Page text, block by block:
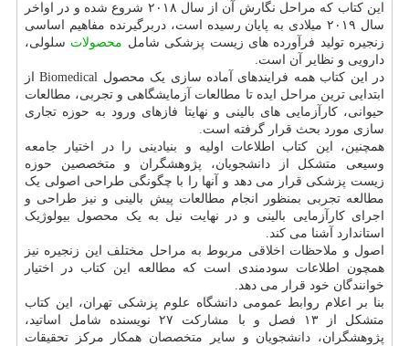
این کتاب که مراحل نگارش آن از سال ۲۰۱۸ شروع شده و در اواخر
سال ۲۰۱۹ میلادی به پایان رسیده است، دربرگیرنده مفاهیم اساسی
زنجیره تولید فرآورده های زیست پزشکی شامل محصولات سلولی،
دارویی و نظایر آن است.
در این کتاب همه فرایندهای آماده سازی یک محصول Biomedical از
ابتدایی ترین مراحل ایده تا مطالعات آزمایشگاهی و تجربی، مطالعات
حیوانی، کارآزمایی های بالینی و نهایتا فازهای ورود به حوزه تجاری
سازی مورد بحث قرار گرفته است.
همچنین، این کتاب اطلاعات اولیه و بنیادینی را در اختیار جامعه
وسیعی متشکل از دانشجویان، پژوهشگران و متخصصین حوزه
زیست پزشکی قرار می دهد و آنها را با چگونگی طراحی اصولی یک
مطالعه تجربی بمنظور انجام مطالعات پیش بالینی و نیز طراحی و
اجرای کارآزمایی بالینی و در نهایت نیل به یک محصول بیولوژیک
استاندارد آشنا می کند.
اصول و ملاحظات اخلاقی مربوط به مراحل مختلف این زنجیره نیز
همچون اطلاعات سودمندی است که مطالعه این کتاب در اختیار
خوانندگان خود قرار می دهد.
بنا بر اعلام روابط عمومی دانشگاه علوم پزشکی تهران، این کتاب
متشکل از ۱۳ فصل و با مشارکت ۲۷ نویسنده شامل اساتید،
پژوهشگران، دانشجویان و سایر متخصصان همکار مرکز تحقیقات